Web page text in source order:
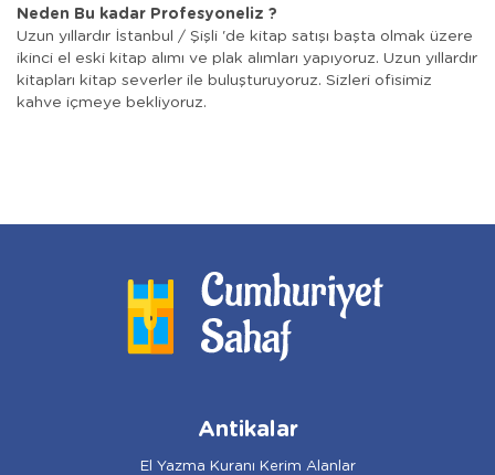
Neden Bu kadar Profesyoneliz ?
Uzun yıllardır İstanbul / Şişli 'de kitap satışı başta olmak üzere
ikinci el eski kitap alımı ve plak alımları yapıyoruz. Uzun yıllardır
kitapları kitap severler ile buluşturuyoruz. Sizleri ofisimiz
kahve içmeye bekliyoruz.
Antikalar
El Yazma Kuranı Kerim Alanlar